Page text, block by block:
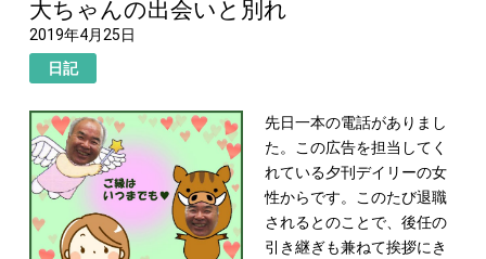
大ちゃんの出会いと別れ
2019年4月25日
日記
先日一本の電話がありまし
た。この広告を担当してく
れている夕刊デイリーの女
性からです。このたび退職
されるとのことで、後任の
引き継ぎも兼ねて挨拶にき